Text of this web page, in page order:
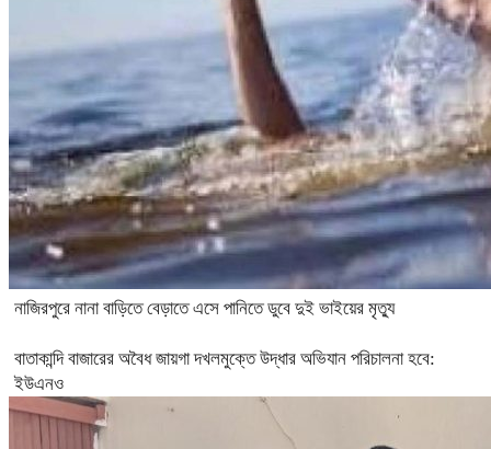
নাজিরপুরে নানা বাড়িতে বেড়াতে এসে পানিতে ডুবে দুই ভাইয়ের মৃত্যু
বাতাকান্দি বাজারের অবৈধ জায়গা দখলমুক্তে উদ্ধার অভিযান পরিচালনা হবে:
ইউএনও